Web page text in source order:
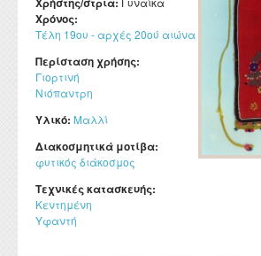
Χρόνος:
Τέλη 19ου - αρχές 20ού αιώνα
Περίσταση χρήσης:
Γιορτινή
Νιόπαντρη
Υλικό: Μαλλί
Διακοσμητικά μοτίβα:
φυτικός διάκοσμος
Τεχνικές κατασκευής:
Κεντημένη
Υφαντή